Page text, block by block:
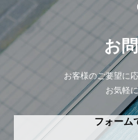
お
お客様のご要望に
お気軽
フォーム